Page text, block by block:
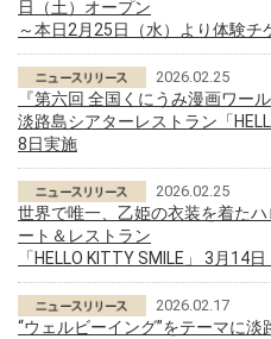
日（土）オープン
～本日2月25日（水）より体験チ
2026.02.25
『第六回 全国くにうみ漫画ワー
淡路島シアターレストラン「
8日実施
2026.02.25
世界で唯一、乙姫の衣装を着た
ート＆レストラン
「HELLO KITTY SMILE」 3月14
2026.02.17
“ウェルビーイング”をテーマに